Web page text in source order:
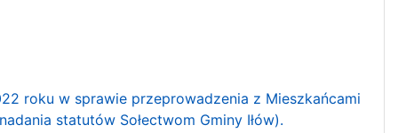
roku w sprawie przeprowadzenia z Mieszkańcami
statutów Sołectwom Gminy Iłów).